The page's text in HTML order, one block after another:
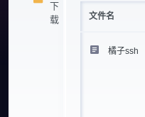
下
载
文件名
橘子ssh